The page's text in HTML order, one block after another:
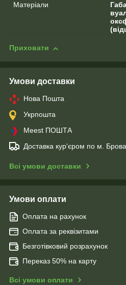
Матеріали
Приховати
Умови доставки
Нова Пошта
Укрпошта
Meest ПОШТА
Доставка кур'єром по м.
Всі умови доставки
Умови оплати
Оплата на рахунок
Оплата за реквізитами
Безготівковий розрахунок
Переказ 50% на карту
Всі умови оплати